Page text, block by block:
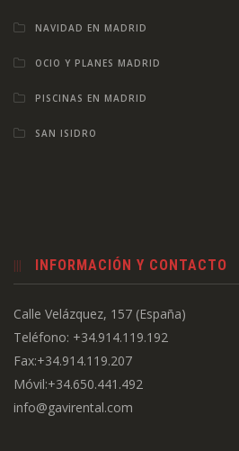
NAVIDAD EN MADRID
OCIO Y PLANES MADRID
PISCINAS EN MADRID
SAN ISIDRO
INFORMACIÓN Y CONTACTO
Calle Velázquez, 157 (España)
Teléfono: +34.914.119.192
Fax:+34.914.119.207
Móvil:+34.650.441.492
info@gavirental.com